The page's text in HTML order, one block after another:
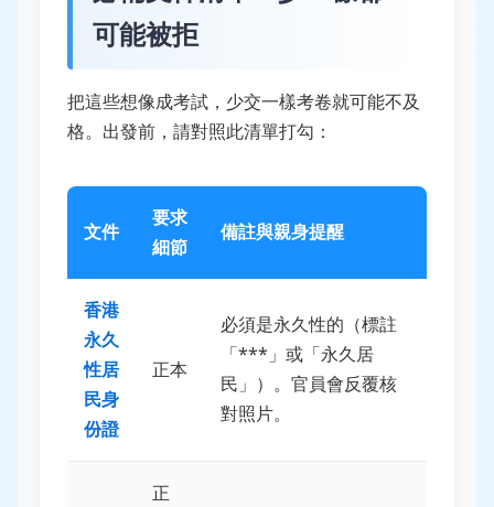
可能被拒
把這些想像成考試，少交一樣考卷就可能不及
格。出發前，請對照此清單打勾：
文件
要求
細節
備註與親身提醒
香港
永久
性居
民身
份證
正本
必須是永久性的（標註
「***」或「永久居
民」）。官員會反覆核
對照片。
正